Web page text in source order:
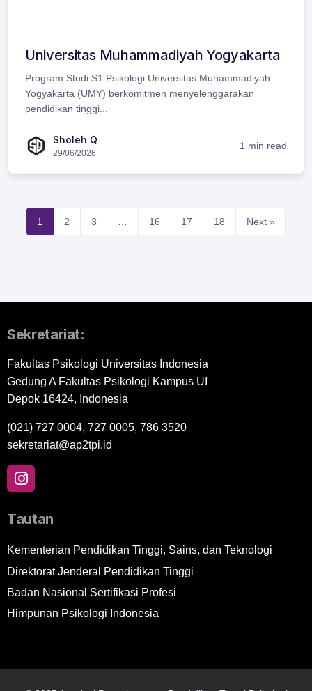
Universitas Muhammadiyah Yogyakarta
Program Studi S1 Psikologi Universitas Muhammadiyah
Yogyakarta (UMY) berkomitmen menyelenggarakan
pendidikan tinggi...
Sholeh Q
29/06/2026
1 min read
1 2 3 16 17 18 Next »
Sekretariat:
Fakultas Psikologi Universitas Indonesia
Gedung A Fakultas Psikologi Kampus UI
Depok 16424, Indonesia
(021) 727 0004, 727 0005, 786 3520
sekretariat@ap2tpi.id
Tautan
Kementerian Pendidikan Tinggi, Sains, dan Teknologi
Direktorat Jenderal Pendidikan Tinggi
Badan Nasional Sertifikasi Profesi
Himpunan Psikologi Indonesia